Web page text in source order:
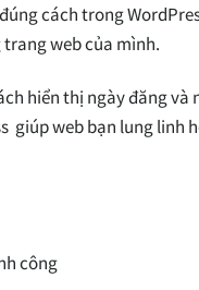
cách trong
web của mình.
hiển thị ngày đăng và
giúp web bạn lung linh
công